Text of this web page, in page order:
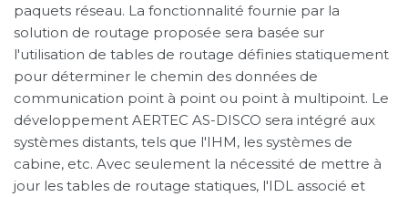
paquets réseau. La fonctionnalité fournie par la
solution de routage proposée sera basée sur
l'utilisation de tables de routage définies statiquement
pour déterminer le chemin des données de
communication point à point ou point à multipoint. Le
développement AERTEC AS-DISCO sera intégré aux
systèmes distants, tels que l'IHM, les systèmes de
cabine, etc. Avec seulement la nécessité de mettre à
jour les tables de routage statiques, l'IDL associé et